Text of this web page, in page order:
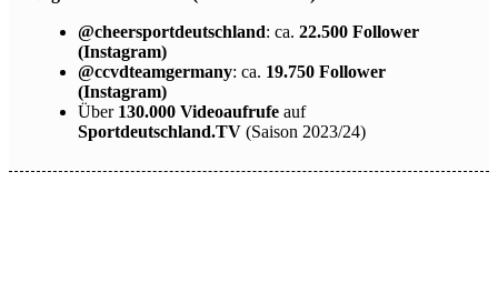
@cheersportdeutschland: ca. 22.500 Follower
(Instagram)
@ccvdteamgermany: ca. 19.750 Follower
(Instagram)
Über 130.000 Videoaufrufeauf
Sportdeutschland.TV(Saison 2023/24)